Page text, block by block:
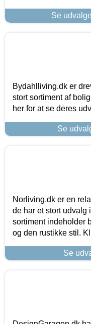
Se
Bydahlliving.dk er
stort sortiment af
her for at se deres
Se
Norliving.dk er en
de har et stort udvalg
sortiment indeholder
og den rustikke stil.
Se